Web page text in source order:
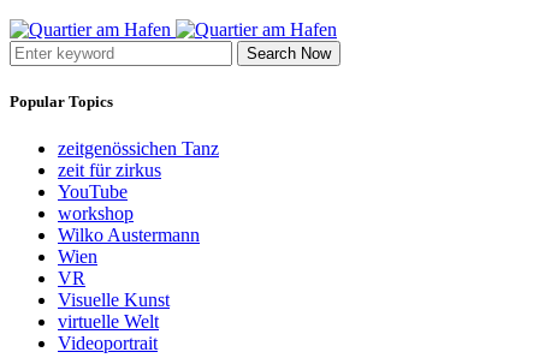
Search Now
Popular Topics
zeitgenössichen Tanz
zeit für zirkus
YouTube
workshop
Wilko Austermann
Wien
VR
Visuelle Kunst
virtuelle Welt
Videoportrait